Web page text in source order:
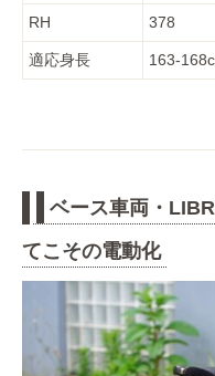
RH 378
適応身長 163-
ベース車両・
てこその電動化